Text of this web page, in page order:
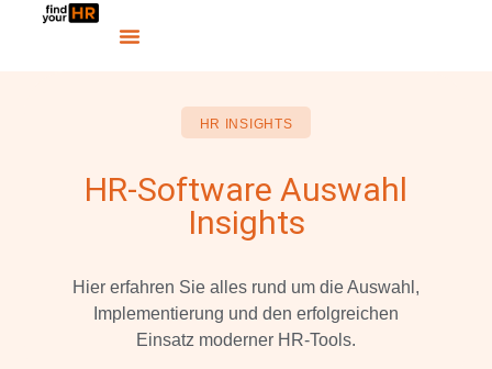
HR INSIGHTS
HR-Software Auswahl
Insights
Hier erfahren Sie alles rund um die Auswahl,
Implementierung und den erfolgreichen
Einsatz moderner HR-Tools.